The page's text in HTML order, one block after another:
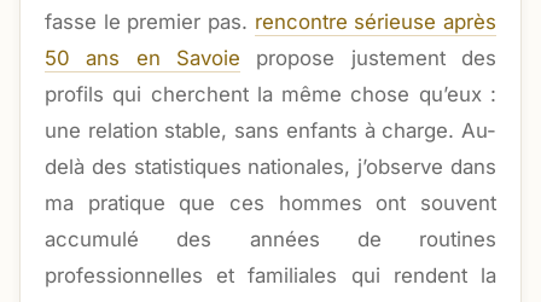
fasse le premier pas. rencontre sérieuse après
50 ans en Savoie propose justement des
profils qui cherchent la même chose qu’eux :
une relation stable, sans enfants à charge. Au-
delà des statistiques nationales, j’observe dans
ma pratique que ces hommes ont souvent
accumulé des années de routines
professionnelles et familiales qui rendent la